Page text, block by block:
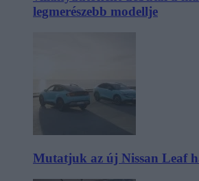
legmerészebb modellje
Mutatjuk az új Nissan Leaf